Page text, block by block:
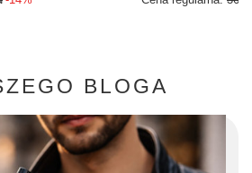
BLOGA